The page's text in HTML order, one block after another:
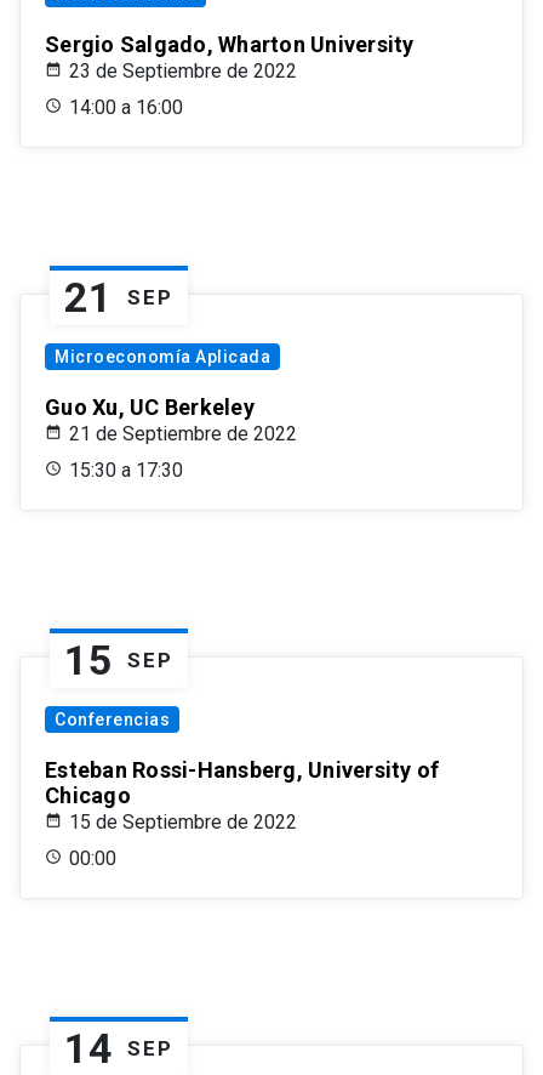
Sergio Salgado, Wharton University
23 de Septiembre de 2022
14:00 a 16:00
21 SEP
Microeconomía Aplicada
Guo Xu, UC Berkeley
21 de Septiembre de 2022
15:30 a 17:30
15 SEP
Conferencias
Esteban Rossi-Hansberg, University of
Chicago
15 de Septiembre de 2022
00:00
14 SEP